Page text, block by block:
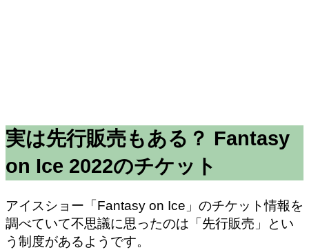
実は先行販売もある？ Fantasy
on Ice 2022のチケット
アイスショー「Fantasy on Ice」のチケット情報を
調べていて不思議に思ったのは「先行販売」とい
う制度があるようです。